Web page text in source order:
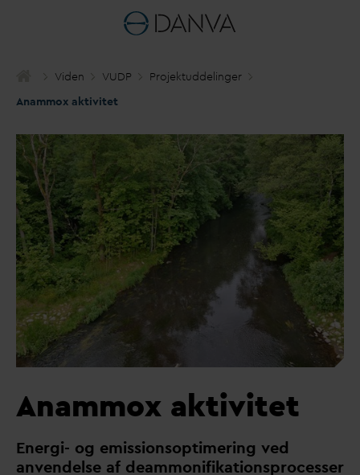
Viden VUDP
Projektuddelinger
Anammox aktivitet
Anammox aktivitet
Energi- og emissionsoptimering ved
anvendelse af deammonifikationsprocesser